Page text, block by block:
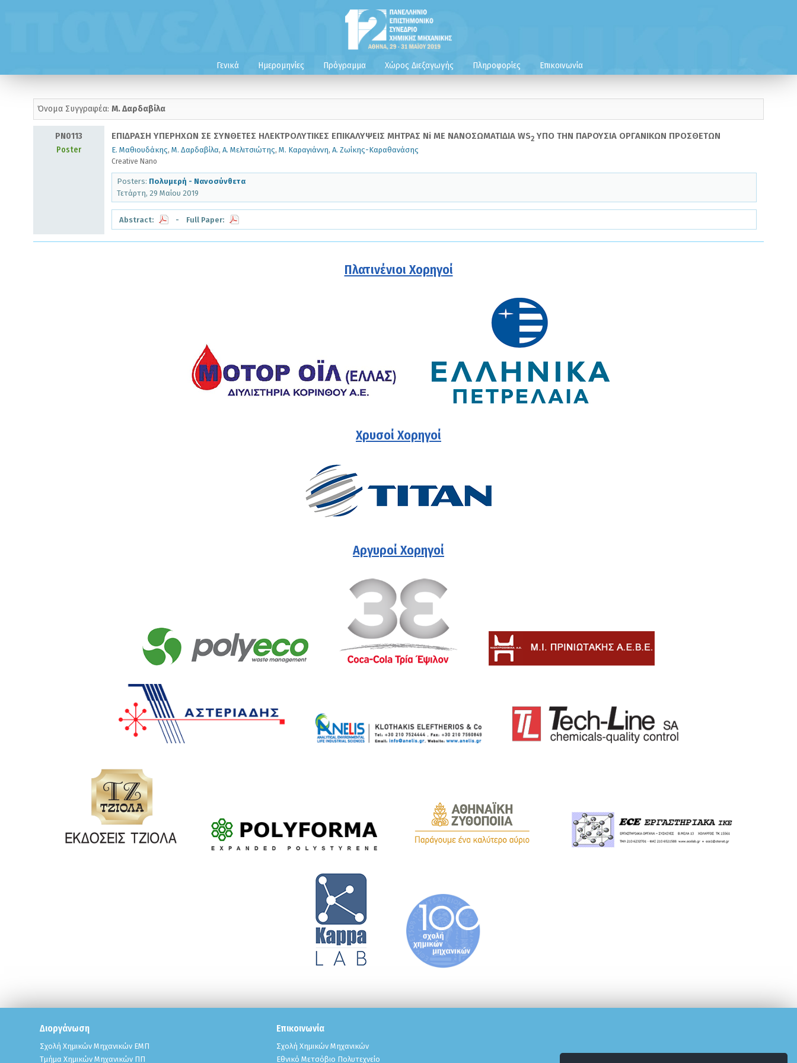
Γενικά Ημερομηνίες Πρόγραμμα Χώρος Διεξαγωγής Πληροφορίες Επικοινωνία
Όνομα Συγγραφέα: Μ. Δαρδαβίλα
PN0113
Poster
ΕΠΙΔΡΑΣΗ ΥΠΕΡΗΧΩΝ ΣΕ ΣΥΝΘΕΤΕΣ ΗΛΕΚΤΡΟΛΥΤΙΚΕΣ ΕΠΙΚΑΛΥΨΕΙΣ ΜΗΤΡΑΣ Ni ΜΕ ΝΑΝΟΣΩΜΑΤΙΔΙΑ WS2 ΥΠΟ ΤΗΝ ΠΑΡΟΥΣΙΑ ΟΡΓΑΝΙΚΩΝ ΠΡΟΣΘΕΤΩΝ
Ε. Μαθιουδάκης, Μ. Δαρδαβίλα, Α. Μελιτσιώτης, Μ. Καραγιάννη, Α. Ζωίκης-Καραθανάσης
Creative Nano
Posters: Πολυμερή - Νανοσύνθετα
Τετάρτη, 29 Μαίου 2019
Abstract: - Full Paper:
Πλατινένιοι Χορηγοί
Χρυσοί Χορηγοί
Αργυροί Χορηγοί
Διοργάνωση
Σχολή Χημικών Μηχανικών ΕΜΠ
Τμήμα Χημικών Μηχανικών ΠΠ
Επικοινωνία
Σχολή Χημικών Μηχανικών
Εθνικό Μετσόβιο Πολυτεχνείο